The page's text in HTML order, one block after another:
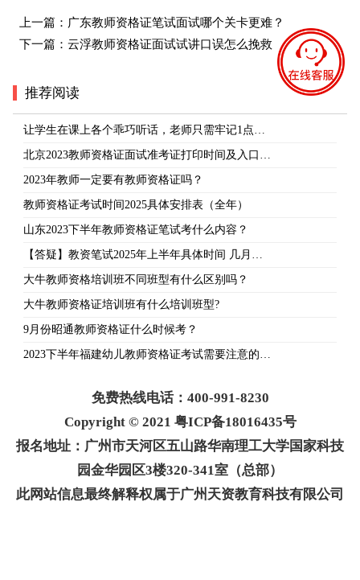
上一篇： 广东教师资格证笔试面试哪个关卡更难？
下一篇： 云浮教师资格证面试试讲口误怎么挽救
推荐阅读
让学生在课上各个乖巧听话，老师只需牢记1点…
北京2023教师资格证面试准考证打印时间及入口…
2023年教师一定要有教师资格证吗？
教师资格证考试时间2025具体安排表（全年）
山东2023下半年教师资格证笔试考什么内容？
【答疑】教资笔试2025年上半年具体时间 几月…
大牛教师资格培训班不同班型有什么区别吗？
大牛教师资格证培训班有什么培训班型?
9月份昭通教师资格证什么时候考？
2023下半年福建幼儿教师资格证考试需要注意的…
免费热线电话：400-991-8230
Copyright © 2021 粤ICP备18016435号
报名地址：广州市天河区五山路华南理工大学国家科技
园金华园区3楼320-341室（总部）
此网站信息最终解释权属于广州天资教育科技有限公司